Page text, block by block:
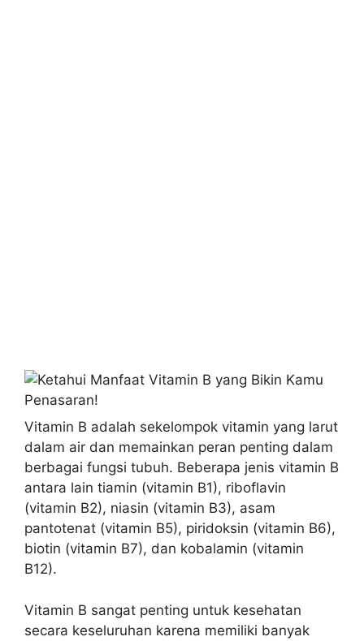
Vitamin B adalah sekelompok vitamin yang larut
dalam air dan memainkan peran penting dalam
berbagai fungsi tubuh. Beberapa jenis vitamin B
antara lain tiamin (vitamin B1), riboflavin
(vitamin B2), niasin (vitamin B3), asam
pantotenat (vitamin B5), piridoksin (vitamin B6),
biotin (vitamin B7), dan kobalamin (vitamin
B12).
Vitamin B sangat penting untuk kesehatan
secara keseluruhan karena memiliki banyak